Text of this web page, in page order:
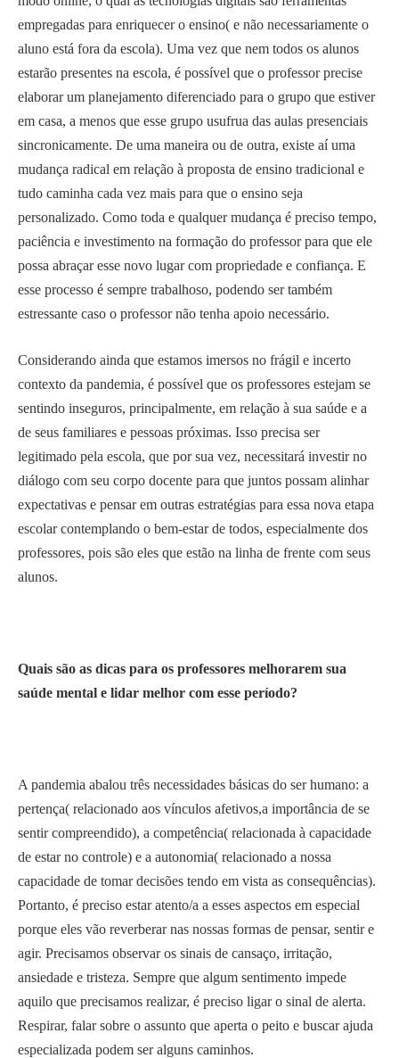
empregadas para enriquecer o ensino( e não necessariamente o
aluno está fora da escola). Uma vez que nem todos os alunos
estarão presentes na escola, é possível que o professor precise
elaborar um planejamento diferenciado para o grupo que estiver
em casa, a menos que esse grupo usufrua das aulas presenciais
sincronicamente. De uma maneira ou de outra, existe aí uma
mudança radical em relação à proposta de ensino tradicional e
tudo caminha cada vez mais para que o ensino seja
personalizado. Como toda e qualquer mudança é preciso tempo,
paciência e investimento na formação do professor para que ele
possa abraçar esse novo lugar com propriedade e confiança. E
esse processo é sempre trabalhoso, podendo ser também
estressante caso o professor não tenha apoio necessário.
Considerando ainda que estamos imersos no frágil e incerto
contexto da pandemia, é possível que os professores estejam se
sentindo inseguros, principalmente, em relação à sua saúde e a
de seus familiares e pessoas próximas. Isso precisa ser
legitimado pela escola, que por sua vez, necessitará investir no
diálogo com seu corpo docente para que juntos possam alinhar
expectativas e pensar em outras estratégias para essa nova etapa
escolar contemplando o bem-estar de todos, especialmente dos
professores, pois são eles que estão na linha de frente com seus
alunos.
Quais são as dicas para os professores melhorarem sua
saúde mental e lidar melhor com esse período?
A pandemia abalou três necessidades básicas do ser humano: a
pertença( relacionado aos vínculos afetivos,a importância de se
sentir compreendido), a competência( relacionada à capacidade
de estar no controle) e a autonomia( relacionado a nossa
capacidade de tomar decisões tendo em vista as consequências).
Portanto, é preciso estar atento/a a esses aspectos em especial
porque eles vão reverberar nas nossas formas de pensar, sentir e
agir. Precisamos observar os sinais de cansaço, irritação,
ansiedade e tristeza. Sempre que algum sentimento impede
aquilo que precisamos realizar, é preciso ligar o sinal de alerta.
Respirar, falar sobre o assunto que aperta o peito e buscar ajuda
especializada podem ser alguns caminhos.